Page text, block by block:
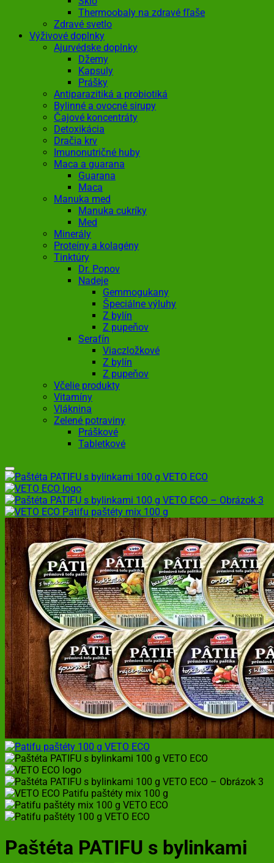
Thermoobaly na zdravé fľaše
Zdravé svetlo
Výživové doplnky
Ajurvédske doplnky
Džemy
Kapsuly
Prášky
Antiparazitiká a probiotiká
Bylinné a ovocné sirupy
Čajové koncentráty
Detoxikácia
Dračia krv
Imunonutričné huby
Maca a guarana
Guarana
Maca
Manuka med
Manuka cukríky
Med
Minerály
Proteíny a kolagény
Tinktúry
Dr. Popov
Nadeje
Gemmogukany
Špeciálne výluhy
Z bylín
Z pupeňov
Serafín
Viaczložkové
Z bylín
Z pupeňov
Včelie produkty
Vitamíny
Vláknina
Zelené potraviny
Práškové
Tabletkové
Paštéta PATIFU s bylinkami